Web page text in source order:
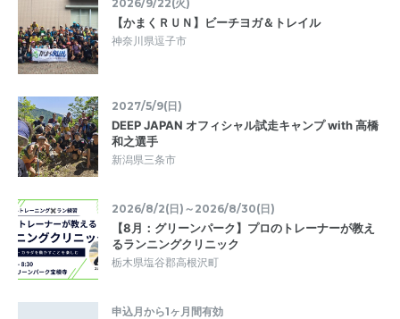
2026/9/22(火)
【かまくＲＵＮ】ビーチヨガ＆トレイル
神奈川県逗子市
2027/5/9(日)
DEEP JAPAN オフィシャル試走キャンプ with 高橋
和之選手
新潟県三条市
2026/8/2(日)～2026/8/30(日)
【8月：グリーンパーク】プロのトレーナーが教え
るランニングクリニック
栃木県塩谷郡高根沢町
申込月から1ヶ月間有効